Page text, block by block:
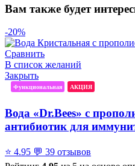
Вам также будет
-20%
Сравнить
В список желаний
Закрыть
Функциональная АКЦИЯ
Вода «Dr.Bees» с
антибиотик для
⭐ 4.95 💬 39 отзывов